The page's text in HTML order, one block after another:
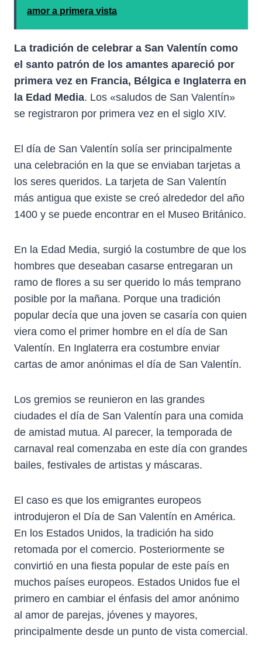
amor a primera vista
La tradición de celebrar a San Valentín como
el santo patrón de los amantes apareció por
primera vez en Francia, Bélgica e Inglaterra en
la Edad Media. Los «saludos de San Valentín»
se registraron por primera vez en el siglo XIV.
El día de San Valentín solía ser principalmente
una celebración en la que se enviaban tarjetas a
los seres queridos. La tarjeta de San Valentín
más antigua que existe se creó alrededor del año
1400 y se puede encontrar en el Museo Británico.
En la Edad Media, surgió la costumbre de que los
hombres que deseaban casarse entregaran un
ramo de flores a su ser querido lo más temprano
posible por la mañana. Porque una tradición
popular decía que una joven se casaría con quien
viera como el primer hombre en el día de San
Valentín. En Inglaterra era costumbre enviar
cartas de amor anónimas el día de San Valentín.
Los gremios se reunieron en las grandes
ciudades el día de San Valentín para una comida
de amistad mutua. Al parecer, la temporada de
carnaval real comenzaba en este día con grandes
bailes, festivales de artistas y máscaras.
El caso es que los emigrantes europeos
introdujeron el Día de San Valentín en América.
En los Estados Unidos, la tradición ha sido
retomada por el comercio. Posteriormente se
convirtió en una fiesta popular de este país en
muchos países europeos. Estados Unidos fue el
primero en cambiar el énfasis del amor anónimo
al amor de parejas, jóvenes y mayores,
principalmente desde un punto de vista comercial.